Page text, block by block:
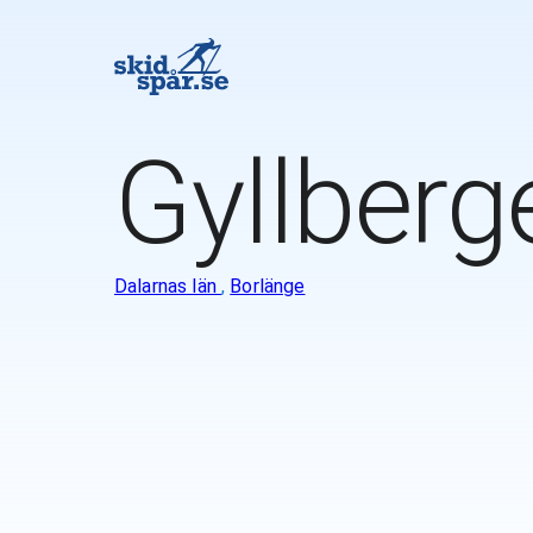
Dalarnas län , Borlänge